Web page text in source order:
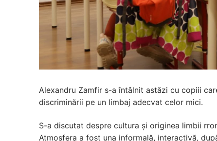
Alexandru Zamfir s-a întâlnit astăzi cu copiii
discriminării pe un limbaj adecvat celor mici.
S-a discutat despre cultura și originea limbii
Atmosfera a fost una informală, interactivă,